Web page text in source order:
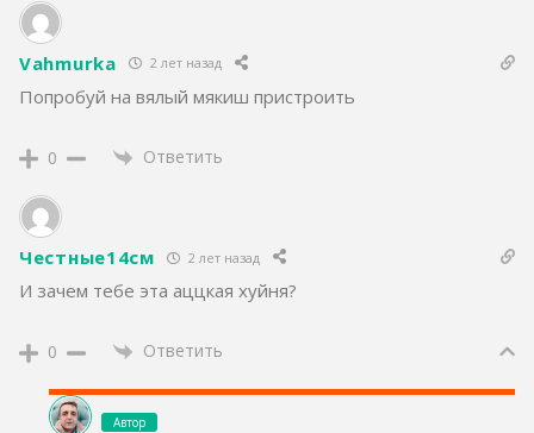
Vahmurka 2 лет назад
Попробуй на вялый мякиш пристроить
0 Ответить
Честные14см 2 лет назад
И зачем тебе эта аццкая хуйня?
0 Ответить
Автор